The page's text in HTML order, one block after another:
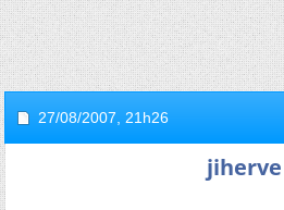
27/08/2007, 21h26
jiherve